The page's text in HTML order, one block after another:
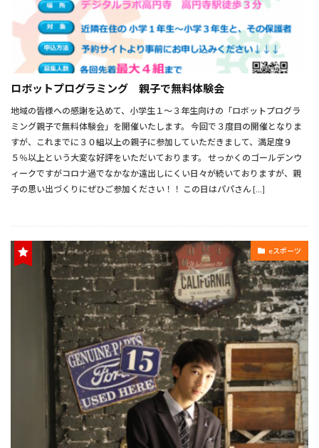
ロボットプログラミング 親子で無料体験会
地域の皆様への感謝を込めて、小学生１～３年生向けの「ロボットプログラ
ミング親子で無料体験会」を開催いたします。 今回で３度目の開催となりま
すが、これまでに３０組以上の親子に参加していただきまして、満足度９
５％以上という大変な好評をいただいております。 せっかくのゴールデンウ
ィークですがコロナ過でなかなか遠出しにくい日々が続いておりますが、親
子の思い出づくりにぜひご参加ください！！ この日はパパさん […]
eスポーツ